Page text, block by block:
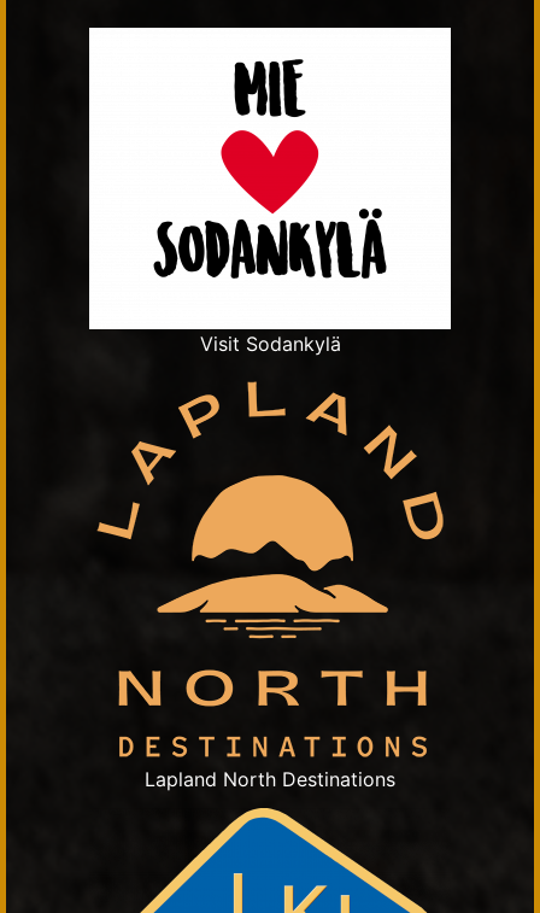
Visit Sodankylä
Lapland North Destinations